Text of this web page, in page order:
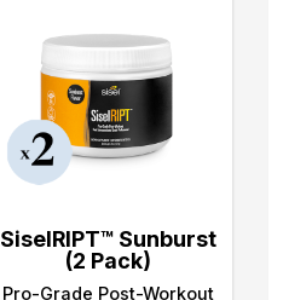
SiselRIPT™ Sunburst
(2 Pack)
Pro-Grade Post-Workout